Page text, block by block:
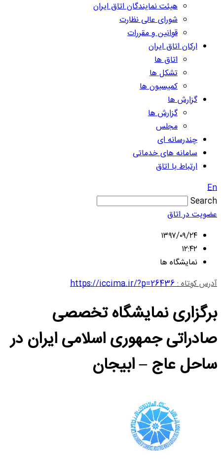
هیئت نمایندگان اتاق ایران
شورای عالی نظارت
قوانین و مقررات
ارکان اتاق ایران
اتاق ها
تشکل ها
کمیسیون ها
گزارش ها
گزارش ها
مجلس
چندرسانه ای
سامانه های خدماتی
ارتباط با اتاق
En
Search
عضویت در اتاق
۱۳۹۷/۰۹/۲۴
۱۲:۴۲
نمایشگاه ها
آدرس کوتاه :https://iccima.ir/?p=26436
برگزاری نمایشگاه تخصصی
صادراتی جمهوری اسلامی ایران در
ساحل عاج – ابیجان